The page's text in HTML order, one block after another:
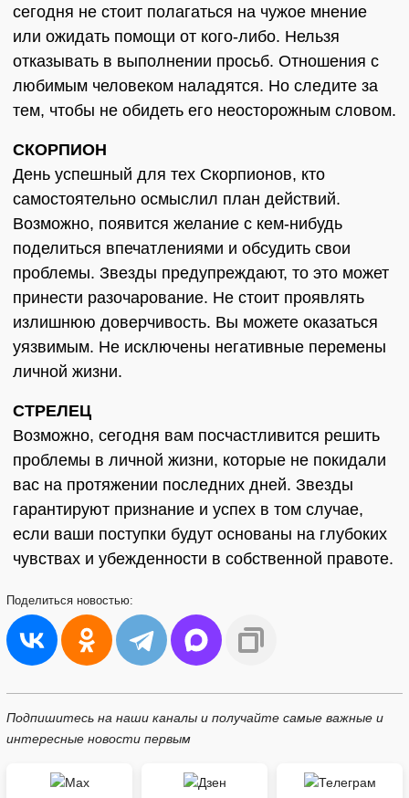
сегодня не стоит полагаться на чужое мнение
или ожидать помощи от кого-либо. Нельзя
отказывать в выполнении просьб. Отношения с
любимым человеком наладятся. Но следите за
тем, чтобы не обидеть его неосторожным словом.
СКОРПИОН
День успешный для тех Скорпионов, кто
самостоятельно осмыслил план действий.
Возможно, появится желание с кем-нибудь
поделиться впечатлениями и обсудить свои
проблемы. Звезды предупреждают, то это может
принести разочарование. Не стоит проявлять
излишнюю доверчивость. Вы можете оказаться
уязвимым. Не исключены негативные перемены
личной жизни.
СТРЕЛЕЦ
Возможно, сегодня вам посчастливится решить
проблемы в личной жизни, которые не покидали
вас на протяжении последних дней. Звезды
гарантируют признание и успех в том случае,
если ваши поступки будут основаны на глубоких
чувствах и убежденности в собственной правоте.
Поделиться новостью:
Подпишитесь на наши каналы и получайте самые важные и
интересные новости первым